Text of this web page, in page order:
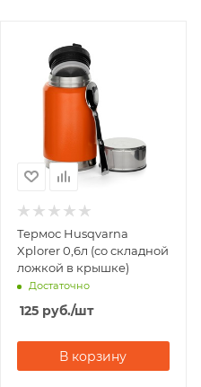
Термос Husqvarna
Xplorer 0,6л (со складной
ложкой в крышке)
Достаточно
125руб./шт
В корзину